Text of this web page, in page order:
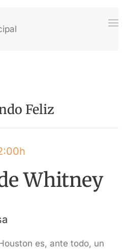
Feliz
Whitney
es, ante todo, un